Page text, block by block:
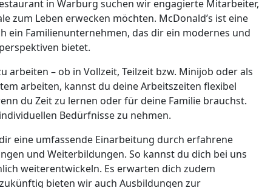
in Warburg suchen wir engagierte Mitarbeiter,
zum Leben erwecken möchten. McDonald’s ist eine
ein Familienunternehmen, das dir ein modernes und
bietet.
arbeiten – ob in Vollzeit, Teilzeit bzw. Minijob oder als
arbeiten, kannst du deine Arbeitszeiten flexibel
du Zeit zu lernen oder für deine Familie brauchst.
Bedürfnisse zu nehmen.
eine umfassende Einarbeitung durch erfahrene
und Weiterbildungen. So kannst du dich bei uns
weiterentwickeln. Es erwarten dich zudem
bieten wir auch Ausbildungen zur